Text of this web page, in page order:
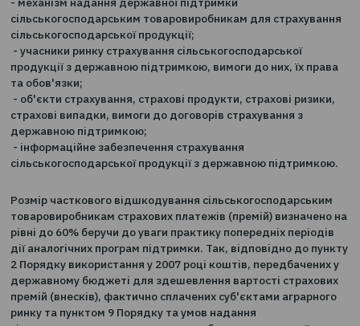
Також проектом Закону вносяться зміни до Закону
особливості страхування сільськогосподарської
державною підтримкою" якими визначаються:
- механізм надання державної підтримки
сільськогосподарським товаровиробникам для
сільськогосподарської продукції;
- учасники ринку страхування сільськогосподарської
продукції з державною підтримкою, вимоги до них, їх
та обов'язки;
- об'єкти страхування, страхові продукти, страхові
страхові випадки, вимоги до договорів страхування з
державною підтримкою;
- інформаційне забезпечення страхування
сільськогосподарської продукції з державною